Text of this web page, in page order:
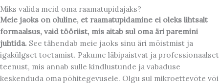
Miks valida meid oma raamatupidajaks?
Meie jaoks on oluline, et raamatupidamine ei oleks lihtsalt
formaalsus, vaid tööriist, mis aitab sul oma äri paremini
juhtida. See tähendab meie jaoks sinu äri mõistmist ja
igakülgset toetamist. Pakume läbipaistvat ja professionaalset
teenust, mis annab sulle kindlustunde ja vabaduse
keskenduda oma põhitegevusele. Olgu sul mikroettevõte või